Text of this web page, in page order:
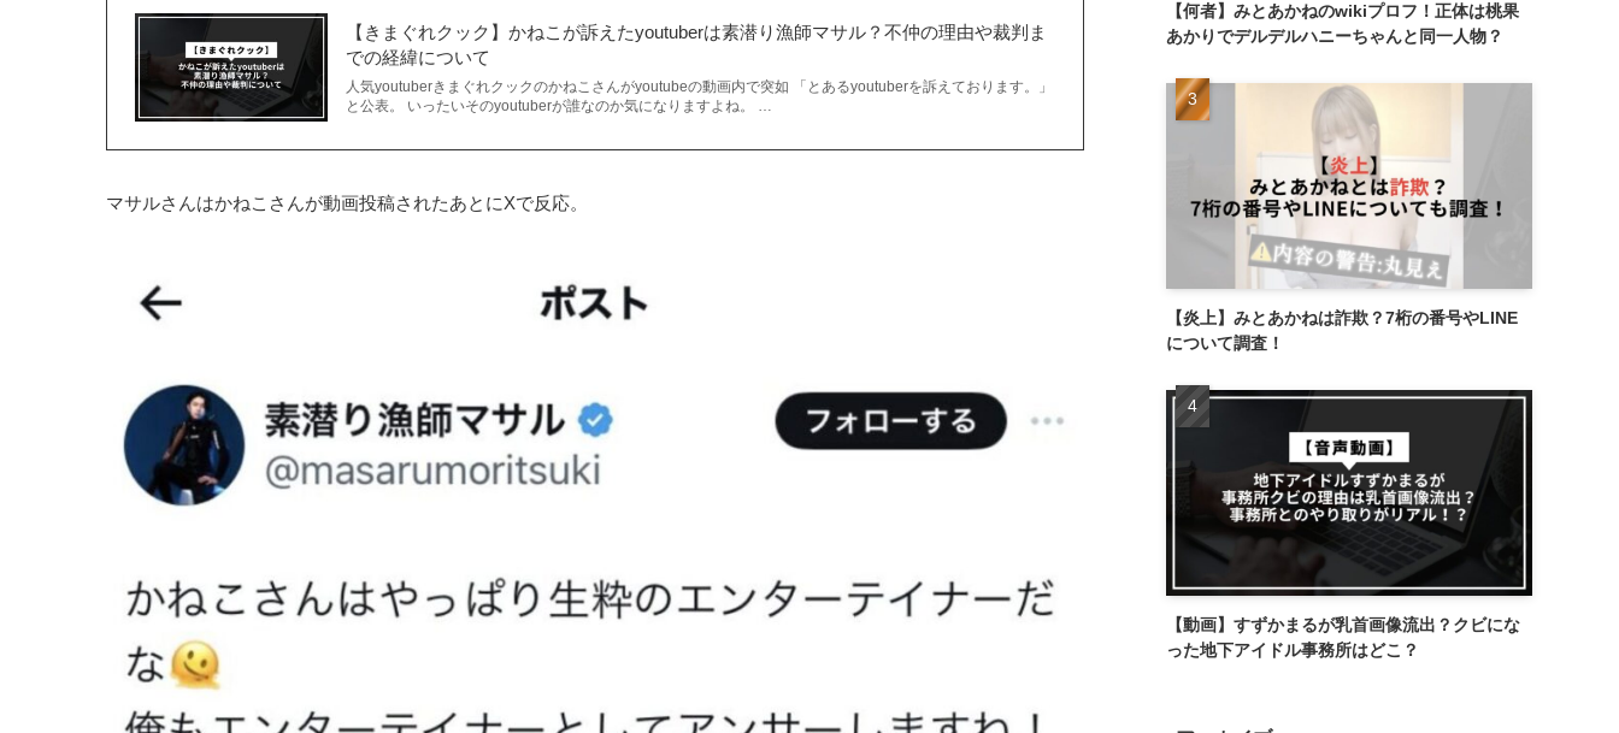
【きまぐれクック】かねこが訴えたyoutuberは素潜り漁師マサル？不仲の理由や裁判ま
での経緯について
人気youtuberきまぐれクックのかねこさんがyoutubeの動画内で突如 「とあるyoutuberを訴えております。」
と公表。 いったいそのyoutuberが誰なのか気になりますよね。 …
マサルさんはかねこさんが動画投稿されたあとにXで反応。
【何者】みとあかねのwikiプロフ！正体は桃果
あかりでデルデルハニーちゃんと同一人物？
【炎上】みとあかねは詐欺？7桁の番号やLINE
について調査！
【動画】すずかまるが乳首画像流出？クビにな
った地下アイドル事務所はどこ？